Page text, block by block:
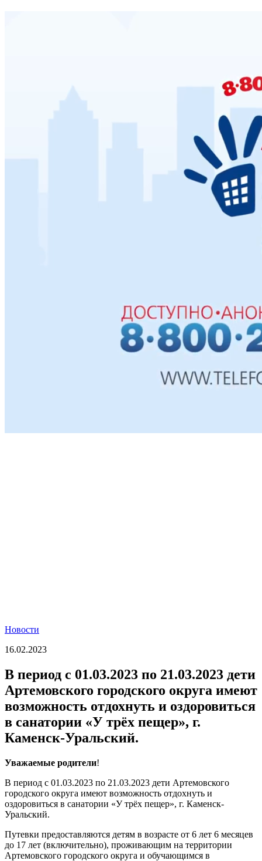
Новости
16.02.2023
В период с 01.03.2023 по 21.03.2023 дети
Артемовского городского округа имеют
возможность отдохнуть и оздоровиться
в санатории «У трёх пещер», г.
Каменск-Уральский.
Уважаемые родители!
В период с 01.03.2023 по 21.03.2023 дети Артемовского
городского округа имеют возможность отдохнуть и
оздоровиться в санатории «У трёх пещер», г. Каменск-
Уральский.
Путевки предоставляются детям в возрасте от 6 лет 6 месяцев
до 17 лет (включительно), проживающим на территории
Артемовского городского округа и обучающимся в